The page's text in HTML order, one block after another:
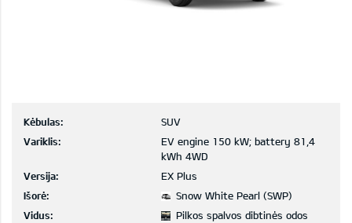
Kėbulas:
SUV
Variklis:
EV engine 150 kW; battery 81,4
kWh 4WD
Versija:
EX Plus
Išorė:
Snow White Pearl (SWP)
Vidus:
Pilkos spalvos dibtinės odos